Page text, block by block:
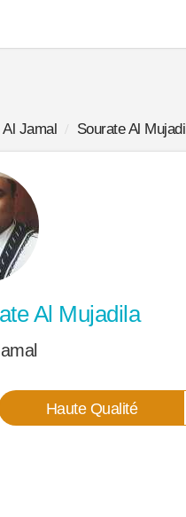
Al Jamal Sourate Al
Al Mujadila
Haute Qualité